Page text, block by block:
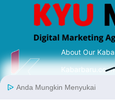
About Our
Kabarbaru.co
serta